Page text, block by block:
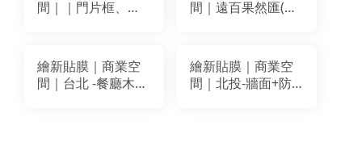
間｜｜門片框、牆
NW057(NE057)
間｜遠百果然匯(竹
CNI623
繪新貼膜｜商業空
間｜台北 -餐廳木作
繪新貼膜｜商業空
間｜北投-牆面+防